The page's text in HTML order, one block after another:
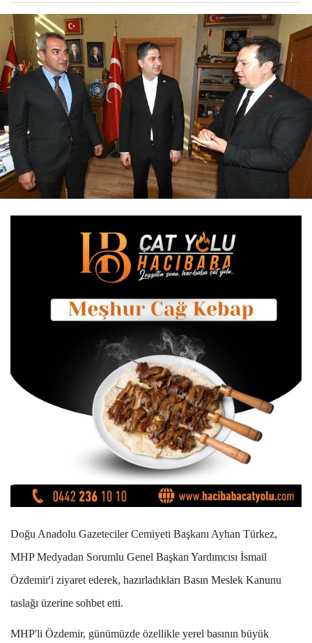
Doğu Anadolu Gazeteciler Cemiyeti Başkanı Ayhan Türkez,
MHP Medyadan Sorumlu Genel Başkan Yardımcısı İsmail
Özdemir'i ziyaret ederek, hazırladıkları Basın Meslek Kanunu
taslağı üzerine sohbet etti.
MHP'li Özdemir, günümüzde özellikle yerel basının büyük